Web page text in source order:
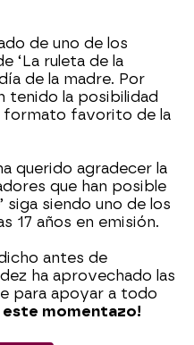
de uno de los
‘La ruleta de la
de la madre. Por
tenido la posibilidad
formato favorito de la
querido agradecer la
que han posible
siga siendo uno de los
17 años en emisión.
antes de
ha aprovechado las
para apoyar a todo
este momentazo!